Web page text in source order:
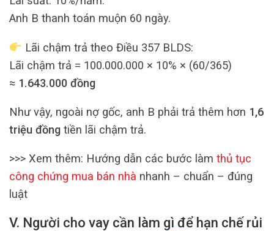
Anh B thanh toán muộn 60 ngày.
Lãi chậm trả theo Điều 357 BLDS:
Lãi chậm trả = 100.000.000 × 10% × (60/365)
≈ 1.643.000 đồng
Như vậy, ngoài nợ gốc, anh B phải trả thêm hơn 1,6
triệu đồng tiền lãi chậm trả.
>>> Xem thêm: Hướng dẫn các bước làm thủ tục
công chứng mua bán nhà nhanh – chuẩn – đúng
luật
V. Người cho vay cần làm gì để hạn chế rủi